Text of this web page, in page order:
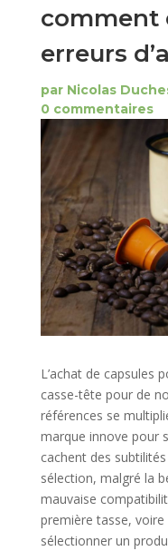
comment
erreurs
par Nicolas
0 commentaires
L’achat de capsules
casse-tête pour de
références se
marque innove pour
cachent des
sélection, malgré la
mauvaise
première tasse,
sélectionner un